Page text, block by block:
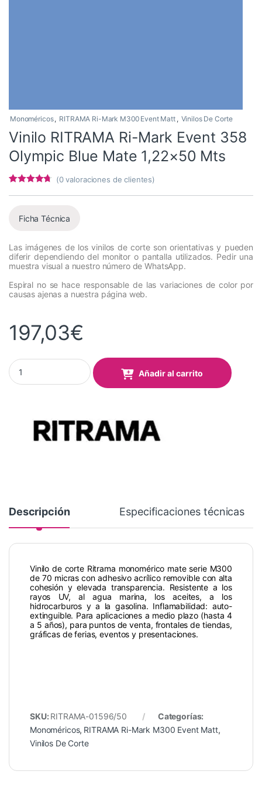
Monoméricos, RITRAMA Ri-Mark M300 Event Matt , Vinilos De Corte
Vinilo RITRAMA Ri-Mark Event 358
Olympic Blue Mate 1,22×50 Mts
valoracione
(0valoraciones de clientes)
Ficha Técnica
Las imágenes de los vinilos de corte son orientativas y pueden
diferir dependiendo del monitor o pantalla utilizados. Pedir una
muestra visual a nuestro número de WhatsApp.
Espiral no se hace responsable de las variaciones de color por
causas ajenas a nuestra página web.
197,03€
Vinilo RITRAMA Ri-Mark Event 358 Olympic Blue Mate 1,22x50
Añadir al carrito
Descripción Especificaciones técnicas
Vinilo de corte Ritrama monomérico mate serie M300
de 70 micras con adhesivo acrílico removible con alta
cohesión y elevada transparencia. Resistente a los
rayos UV, al agua marina, los aceites, a los
hidrocarburos y a la gasolina. Inflamabilidad: auto-
extinguible. Para aplicaciones a medio plazo (hasta 4
a 5 años), para puntos de venta, frontales de tiendas,
gráficas de ferias, eventos y presentaciones.
SKU: RITRAMA-01596/50
Categorías:
Monoméricos, RITRAMA Ri-Mark M300 Event Matt,
Vinilos De Corte